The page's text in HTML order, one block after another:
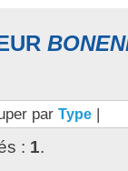
par Type |
: 1.